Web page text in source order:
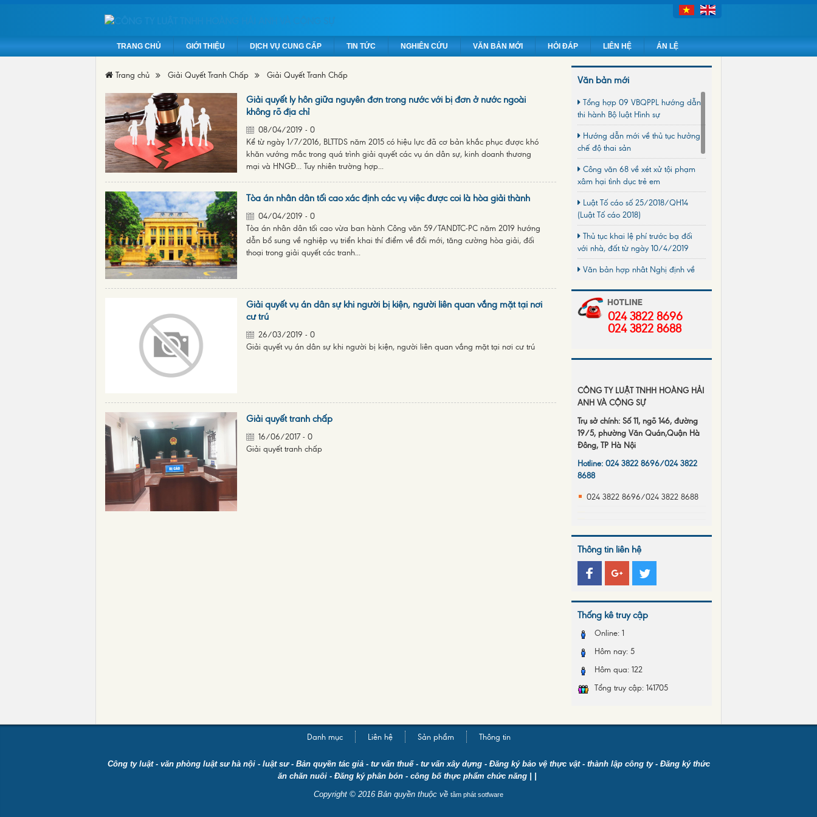
TRANG CHỦ GIỚI THIỆU DỊCH VỤ CUNG CẤP TIN TỨC NGHIÊN CỨU VĂN BẢN MỚI HỎI ĐÁP LIÊN HỆ ÁN LỆ
Trang chủ Giải Quyết Tranh Chấp Giải Quyết Tranh Chấp
Giải quyết ly hôn giữa nguyên đơn trong nước với bị đơn ở nước ngoài
không rõ địa chỉ
08/04/2019 - 0
Kể từ ngày 1/7/2016, BLTTDS năm 2015 có hiệu lực đã cơ bản khắc phục được khó
khăn vướng mắc trong quá trình giải quyết các vụ án dân sự, kinh doanh thương
mại và HNGĐ... Tuy nhiên trường hợp...
Tòa án nhân dân tối cao xác định các vụ việc được coi là hòa giải thành
04/04/2019 - 0
Tòa án nhân dân tối cao vừa ban hành Công văn 59/TANDTC-PC năm 2019 hướng
dẫn bổ sung về nghiệp vụ triển khai thí điểm về đổi mới, tăng cường hòa giải, đối
thoại trong giải quyết các tranh...
Giải quyết vụ án dân sự khi người bị kiện, người liên quan vắng mặt tại nơi
cư trú
26/03/2019 - 0
Giải quyết vụ án dân sự khi người bị kiện, người liên quan vắng mặt tại nơi cư trú
Giải quyết tranh chấp
16/06/2017- 0
Giải quyết tranh chấp
Văn bản mới
Tổng hợp 09 VBQPPL hướng dẫn
thi hành Bộ luật Hình sự
Hướng dẫn mới về thủ tục hưởng
chế độ thai sản
Công văn 68 về xét xử tội phạm
xâm hại tình dục trẻ em
Luật Tố cáo số 25/2018/QH14
(Luật Tố cáo 2018)
Thủ tục khai lệ phí trước bạ đối
với nhà, đất từ ngày 10/4/2019
Văn bản hợp nhât Nghị định về
Tiền lương tháng làm căn cứ
đóng BHXH: Từ quy định của pháp
luật &amp; Yêu cầu thực tiễn
đầu tư
vực thuế
Cán bộ công nhân viên chức vi
phạm khi đang thi hành công vụ,
nhiệm vụ
Cập nhật thuế
Tăng mức bồi dưỡng đối với
công tác tìm kiếm, quy tập hài cốt
ngoài mới
Điều kiện về kinh doanh dịch vụ
mua bán nợ
vàng
024 3822 8696
024 3822 8688
CÔNG TY LUẬT TNHH HOÀNG HẢI
ANH VÀ CỘNG SỰ
Trụ sở chính: Số 11, ngõ 146, đường
19/5, phường Văn Quán,Quận Hà
Đông, TP Hà Nội
Hotline: 024 3822 8696/024 3822
8688
024 3822 8696/024 3822 8688
Thông tin liên hệ
Thống kê truy cập
Online:1
Hôm nay:5
Hôm qua:122
Tổng truy cập:141705
Danh mục Liên hệ Sản phẩm Thông tin
Công ty luật - văn phòng luật sư hà nội- luật sư- Bản quyền tác giả- tư vấn thuế- tư vấn xây dựng- Đăng ký bảo vệ thực vật- thành lập công ty- Đăng ký thức
ăn chăn nuôi - Đăng ký phân bón - công bố thực phẩm chức năng
Copyright © 2016 Bản quyền thuộc về tâm phát sotfware